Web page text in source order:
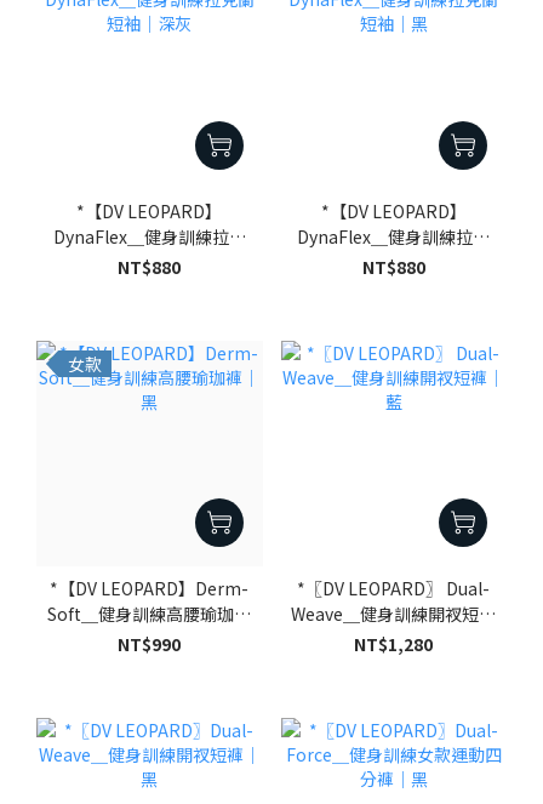
*【DV LEOPARD】
DynaFlex＿健身訓練拉克
蘭短袖｜深灰
NT$880
*【DV LEOPARD】
DynaFlex＿健身訓練拉克
蘭短袖｜黑
NT$880
女款
*【DV LEOPARD】Derm-
Soft＿健身訓練高腰瑜珈褲
｜黑
NT$990
*〖DV LEOPARD〗 Dual-
Weave＿健身訓練開衩短褲
｜藍
NT$1,280